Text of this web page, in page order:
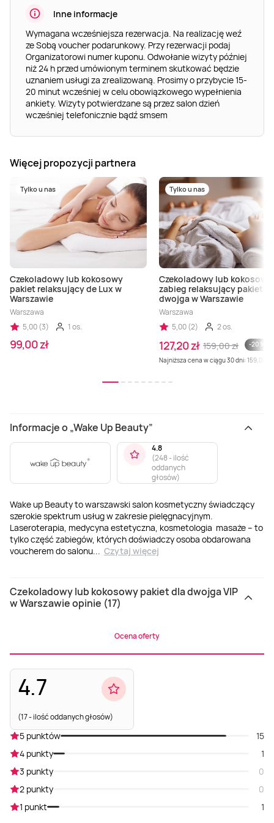
Inne informacje
Wymagana wcześniejsza rezerwacja. Na realizację weź
ze Sobą voucher podarunkowy. Przy rezerwacji podaj
Organizatorowi numer kuponu. Odwołanie wizyty później
niż 24 h przed umówionym terminem skutkować będzie
uznaniem usługi za zrealizowaną. Prosimy o przybycie 15-
20 minut wcześniej w celu obowiązkowego wypełnienia
ankiety. Wizyty potwierdzane są przez salon dzień
wcześniej telefonicznie bądź smsem
Więcej propozycji partnera
Tylko u nas
Czekoladowy lub kokosowy
pakiet relaksujący de Lux w
Warszawie
Warszawa
5,00 (3)
1 os.
99,00 zł
Tylko u nas
Czekoladowy lub kokosowy
zabieg relaksujący pakiet
dwojga w Warszawie
Warszawa
5,00 (2)
2 os.
127,20 zł 159,00 zł
-20 %
Najniższa cena w ciągu 30 dni: 159,00 zł
Informacje o „Wake Up Beauty”
Wake up Beauty to warszawski salon kosmetyczny świadczący
szerokie spektrum usług w zakresie pielęgnacyjnym.
Laseroterapia, medycyna estetyczna, kosmetologia masaże – to
tylko część zabiegów, których doświadczy osoba obdarowana
voucherem do salonu
Czytaj więcej
4.8
(248 - ilość
oddanych
głosów)
Czekoladowy lub kokosowy pakiet dla dwojga VIP
w Warszawie opinie (17)
Ocena oferty
4.7
(17 - ilość oddanych głosów)
5 punktów
15
4 punkty
1
3 punkty
0
2 punkty
0
1 punkt
1